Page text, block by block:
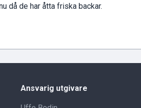
då de har åtta friska backar.
Ansvarig utgivare